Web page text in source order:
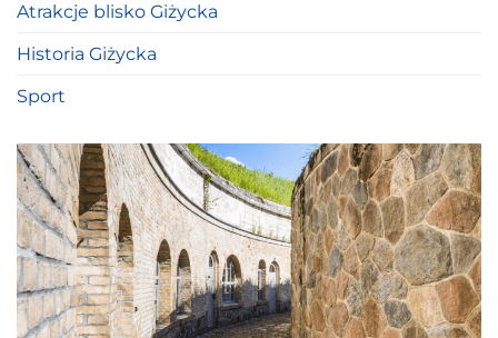
Atrakcje blisko Giżycka
Historia Giżycka
Sport